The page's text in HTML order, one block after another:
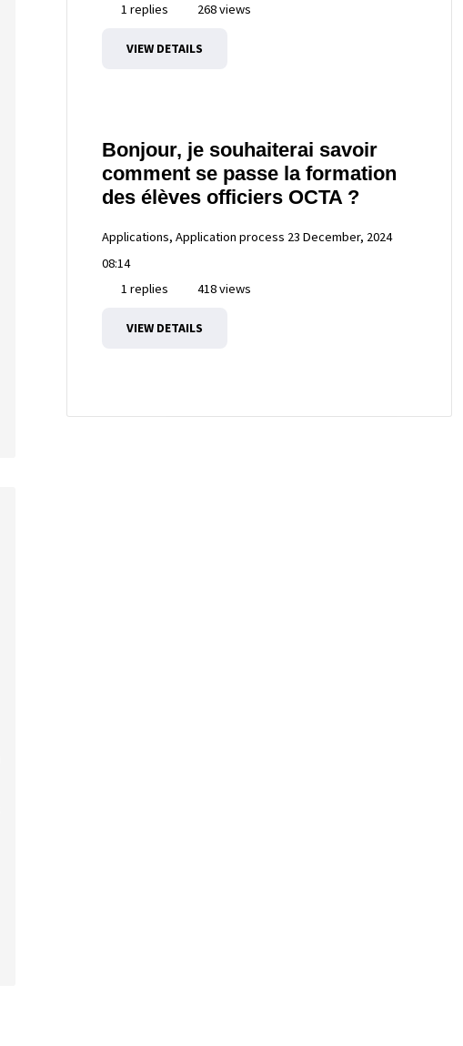
1 replies
268 views
VIEW DETAILS
Bonjour, je souhaiterai savoir
comment se passe la formation
des élèves officiers OCTA ?
Applications, Application process 23 December, 2024
08:14
1 replies
418 views
VIEW DETAILS